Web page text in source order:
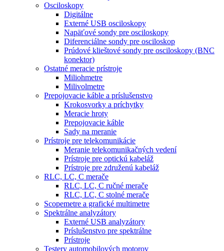
Osciloskopy
Digitálne
Externé USB osciloskopy
Napäťové sondy pre osciloskopy
Diferenciálne sondy pre osciloskop
Prúdové klieštové sondy pre osciloskopy (BNC
konektor)
Ostatné meracie prístroje
Miliohmetre
Milivolmetre
Prepojovacie káble a príslušenstvo
Krokosvorky a príchytky
Meracie hroty
Prepojovacie káble
Sady na meranie
Prístroje pre telekomunikácie
Meranie telekomunikačných vedení
Prístroje pre optickú kabeláž
Prístroje pre združenú kabeláž
RLC, LC, C merače
RLC, LC, C ručné merače
RLC, LC, C stolné merače
Scopemetre a grafické multimetre
Spektrálne analyzátory
Externé USB analyzátory
Príslušenstvo pre spektrálne
Prístroje
Testery automobilových motorov